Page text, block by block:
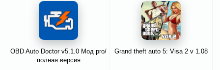
OBD Auto Doctor v5.1.0 Мод pro/
полная версия
Grand theft auto 5: Visa 2 v 1.08